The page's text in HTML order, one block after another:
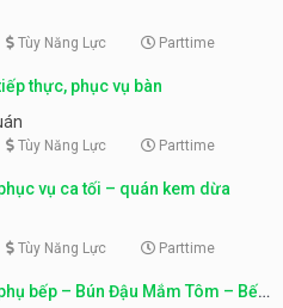
Tùy Năng Lực Parttime
thực, phục vụ bàn
Tùy Năng Lực Parttime
vụ ca tối – quán kem dừa
Tùy Năng Lực Parttime
bếp – Bún Đậu Mắm Tôm – Bếp